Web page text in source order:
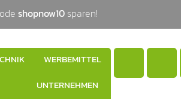
shopnow10sparen!
WERBEMITTEL
UNTERNEHMEN